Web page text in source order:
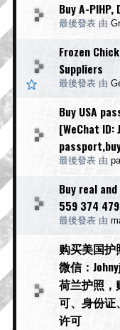
Buy A-
最後發表 由
Frozen
Suppliers
最後發表 由
Buy USA
[WeChat ID:
最後發表 由
Buy real
559 374
最後發表 由
购买美国护
微信：
荷兰护照，
可、身份证
许可